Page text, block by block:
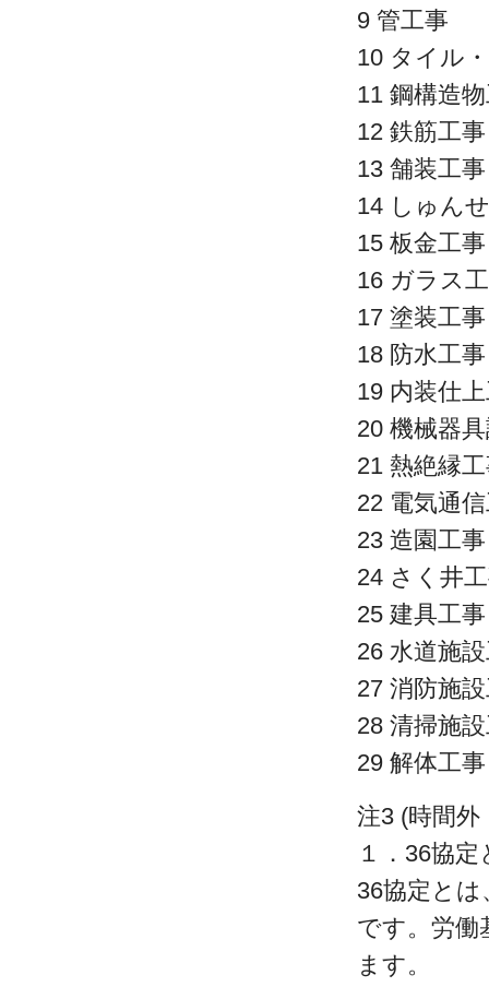
9 管工事
10 タイル
11 鋼構造
12 鉄筋工事
13 舗装工事
14 しゅん
15 板金工事
16 ガラス
17 塗装工事
18 防水工事
19 内装仕
20 機械器
21 熱絶縁
22 電気通
23 造園工事
24 さく井
25 建具工事
26 水道施
27 消防施
28 清掃施
29 解体工事
注3 (時間
１．36協定
36協定と
です。労働
ます。